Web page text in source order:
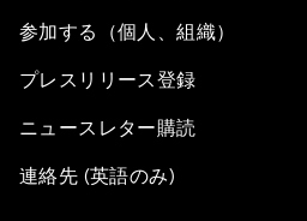
参加する（個人、組織）
プレスリリース登録
ニュースレター購読
連絡先 (英語のみ)